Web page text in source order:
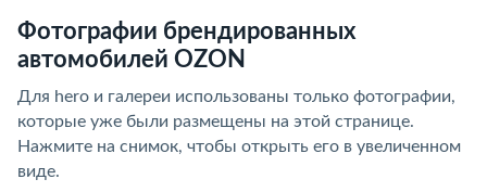
Фотографии брендированных
автомобилей OZON
Для hero и галереи использованы только фотографии,
которые уже были размещены на этой странице.
Нажмите на снимок, чтобы открыть его в увеличенном
виде.